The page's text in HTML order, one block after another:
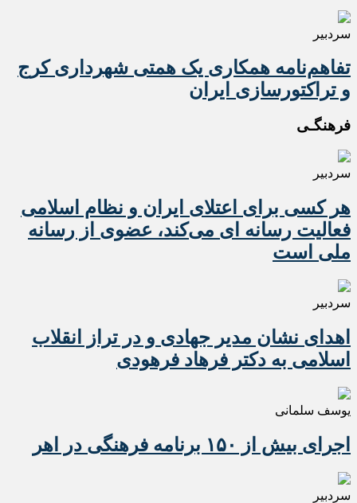
سردبیر
تفاهم‌نامه همکاری یک همتی شهرداری کرج
و تراکتورسازی ایران
فرهنگـی
سردبیر
هر کسی برای اعتلای ایران و نظام اسلامی
فعالیت رسانه ای می‌کند، عضوی از رسانه
ملی است
سردبیر
اهدای نشان مدیر جهادی و در تراز انقلاب
اسلامی به دکتر فرهاد فرهودی
یوسف سلمانی
اجرای بیش از ۱۵۰ برنامه فرهنگی در اهر
سردبیر